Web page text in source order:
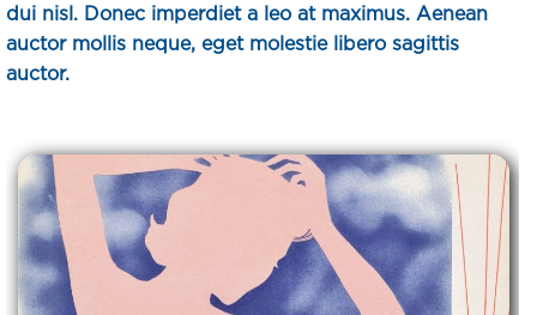
dui nisl. Donec imperdiet a leo at maximus. Aenean
auctor mollis neque, eget molestie libero sagittis
auctor.